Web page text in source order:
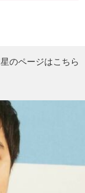
ダウンタウン
のページはこちら